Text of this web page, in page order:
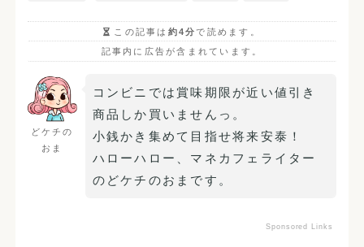
この記事は 約4分で読めます。
記事内に広告が含まれています。
どケチの
おま
コンビニでは賞味期限が近い値引き
商品しか買いませんっ。
小銭かき集めて目指せ将来安泰！
ハローハロー、マネカフェライター
のどケチのおまです。
Sponsored Links